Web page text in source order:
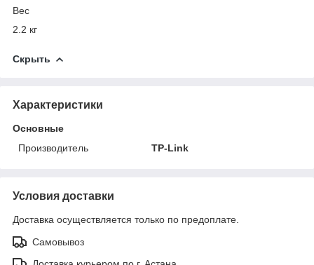
Вес
2.2 кг
Скрыть
Характеристики
Основные
Производитель
TP-Link
Условия доставки
Доставка осуществляется только по предоплате.
Самовывоз